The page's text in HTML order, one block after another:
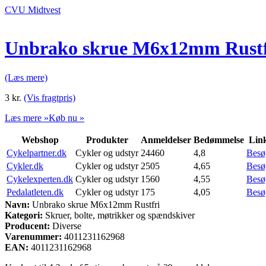
CVU Midtvest
Unbrako skrue M6x12mm
(Læs mere)
3 kr. (Vis fragtpris)
Læs mere »Køb nu »
Webshop Produkter Anmeldelser Bedømmelse
Cykelpartner.dk
Cykler og udstyr 24460 4,8
Cykler.dk
Cykler og udstyr 2505 4,65
Cykelexperten.dk Cykler og udstyr 1560 4,55
Pedalatleten.dk
Cykler og udstyr 175 4,05
Navn: Unbrako skrue M6x12mm Rustfri
Kategori: Skruer, bolte, møtrikker og spændskiver
Producent: Diverse
Varenummer: 4011231162968
EAN: 4011231162968